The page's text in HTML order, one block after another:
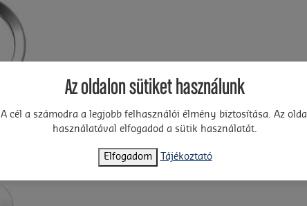
Az oldalon sütiket használunk
A cél a számodra a legjobb felhasználói élmény biztosítása. Az oldal
használatával elfogadod a sütik használatát.
Elfogadom Tájékoztató